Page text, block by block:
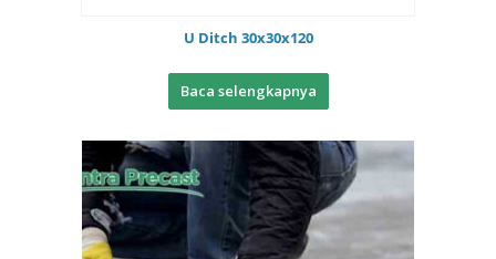
U Ditch 30x30x120
Baca selengkapnya